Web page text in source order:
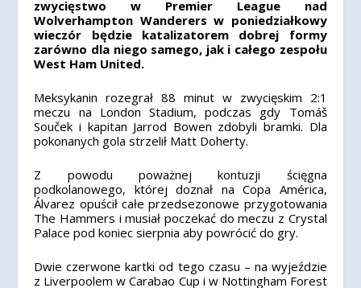
zwycięstwo w Premier League nad
Wolverhampton Wanderers w poniedziałkowy
wieczór będzie katalizatorem dobrej formy
zarówno dla niego samego, jak i całego zespołu
West Ham United.
Meksykanin rozegrał 88 minut w zwycięskim 2:1
meczu na London Stadium, podczas gdy Tomáš
Souček i kapitan Jarrod Bowen zdobyli bramki. Dla
pokonanych gola strzelił Matt Doherty.
Z powodu poważnej kontuzji ścięgna
podkolanowego, której doznał na Copa América,
Álvarez opuścił całe przedsezonowe przygotowania
The Hammers i musiał poczekać do meczu z Crystal
Palace pod koniec sierpnia aby powrócić do gry.
Dwie czerwone kartki od tego czasu – na wyjeździe
z Liverpoolem w Carabao Cup i w Nottingham Forest